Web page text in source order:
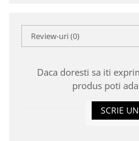
Review-uri(0)
Daca doresti sa iti
produs poti
SCRIE